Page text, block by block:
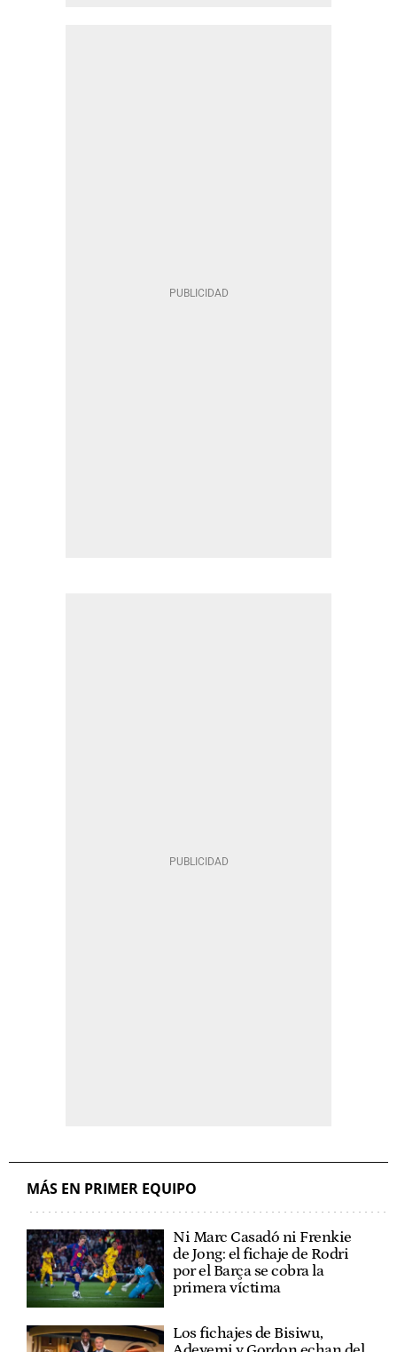
MÁS EN PRIMER EQUIPO
Ni Marc Casadó ni Frenkie
de Jong: el fichaje de Rodri
por el Barça se cobra la
primera víctima
Los fichajes de Bisiwu,